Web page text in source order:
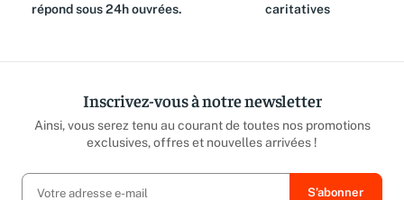
répond sous 24h ouvrées.
caritatives
Inscrivez-vous à notre newsletter
Ainsi, vous serez tenu au courant de toutes nos promotions
exclusives, offres et nouvelles arrivées !